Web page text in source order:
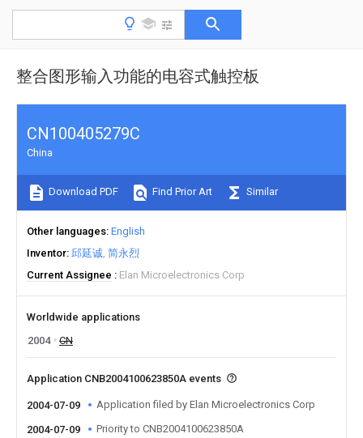
整合图形输入功能的电容式触控板
CN100405279C
China
Download PDF Find Prior Art Similar
Other languages English
Inventor 邱延诚 简永烈
Current Assignee
Elan Microelectronics Corp
Worldwide applications
2004
CN
Application CNB2004100623850A events
2004-07-09 Application filed by Elan Microelectronics Corp
2004-07-09 Priority to CNB2004100623850A